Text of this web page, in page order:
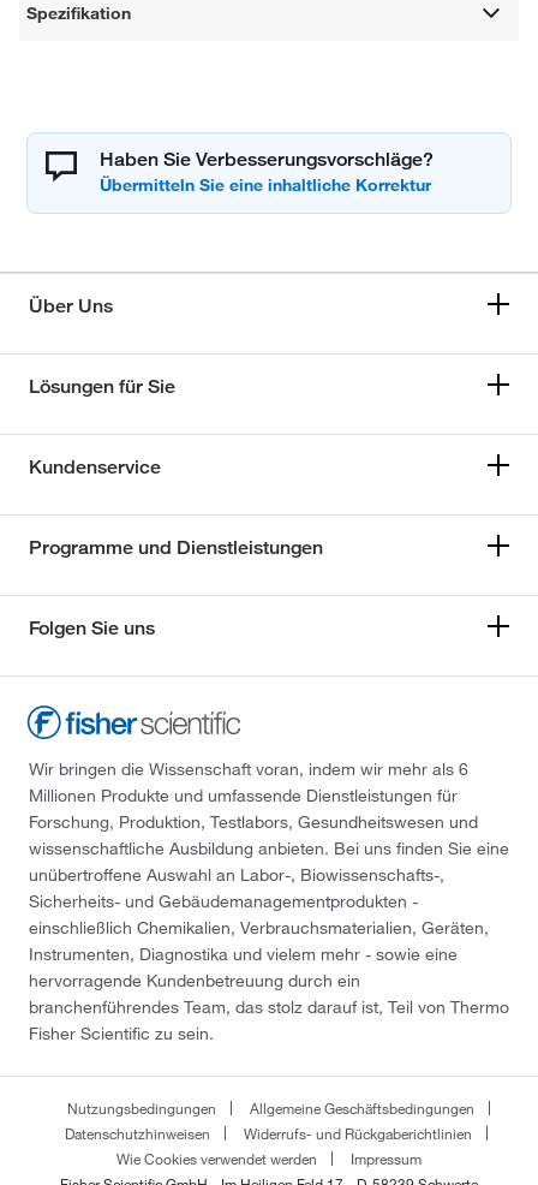
Spezifikation
Haben Sie Verbesserungsvorschläge?
Über Uns
Lösungen für Sie
Kundenservice
Programme und Dienstleistungen
Folgen Sie uns
Wir bringen die Wissenschaft voran, indem wir mehr als 6
Millionen Produkte und umfassende Dienstleistungen für
Forschung, Produktion, Testlabors, Gesundheitswesen und
wissenschaftliche Ausbildung anbieten. Bei uns finden Sie eine
unübertroffene Auswahl an Labor-, Biowissenschafts-,
Sicherheits- und Gebäudemanagementprodukten -
einschließlich Chemikalien, Verbrauchsmaterialien, Geräten,
Instrumenten, Diagnostika und vielem mehr - sowie eine
hervorragende Kundenbetreuung durch ein
branchenführendes Team, das stolz darauf ist, Teil von Thermo
Fisher Scientific zu sein.
Nutzungsbedingungen
Allgemeine Geschäftsbedingungen
Datenschutzhinweisen
Widerrufs- und Rückgaberichtlinien
Wie Cookies verwendet werden
Impressum